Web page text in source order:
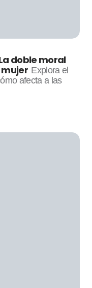
doble moral
Explora el
afecta a las